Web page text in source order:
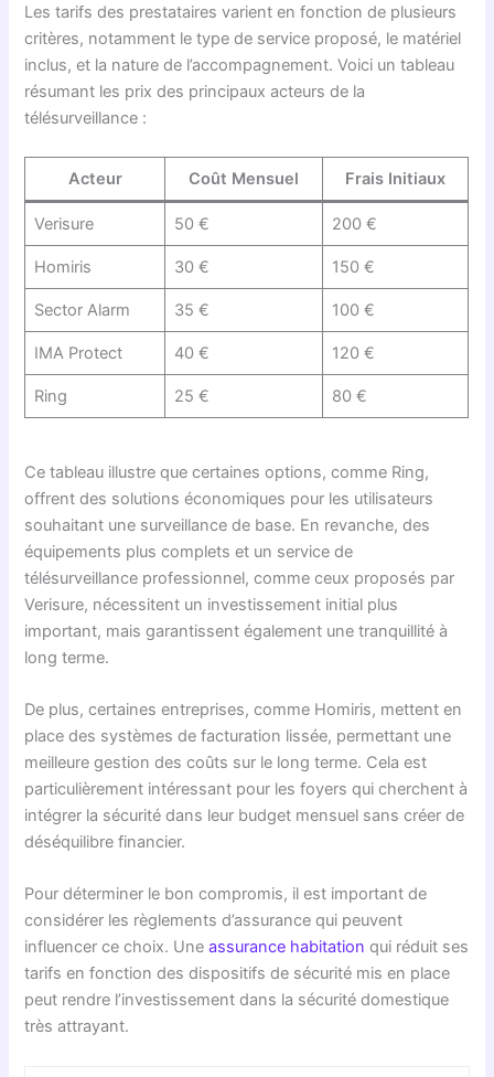
Les tarifs des prestataires varient en fonction de plusieurs
critères, notamment le type de service proposé, le matériel
inclus, et la nature de l’accompagnement. Voici un tableau
résumant les prix des principaux acteurs de la
télésurveillance :
Acteur Coût Mensuel Frais Initiaux
Verisure 50 € 200 €
Homiris 30 € 150 €
Sector Alarm 35 € 100 €
IMA Protect 40 € 120 €
Ring 25 € 80 €
Ce tableau illustre que certaines options, comme Ring,
offrent des solutions économiques pour les utilisateurs
souhaitant une surveillance de base. En revanche, des
équipements plus complets et un service de
télésurveillance professionnel, comme ceux proposés par
Verisure, nécessitent un investissement initial plus
important, mais garantissent également une tranquillité à
long terme.
De plus, certaines entreprises, comme Homiris, mettent en
place des systèmes de facturation lissée, permettant une
meilleure gestion des coûts sur le long terme. Cela est
particulièrement intéressant pour les foyers qui cherchent à
intégrer la sécurité dans leur budget mensuel sans créer de
déséquilibre financier.
Pour déterminer le bon compromis, il est important de
considérer les règlements d’assurance qui peuvent
influencer ce choix. Uneassurance habitation qui réduit ses
tarifs en fonction des dispositifs de sécurité mis en place
peut rendre l’investissement dans la sécurité domestique
très attrayant.